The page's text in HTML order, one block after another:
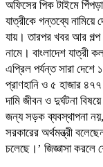
অফিসের পিক টাইমে
যাত্রীকে গন্তব্যে নামিয়ে
যায়। তারপর খবর আর গল্প
নামে। বাংলাদেশ যাত্রী
এপ্রিল পর্যন্ত সারা দেশে
প্রাণহানি ও ৫ হাজার
দামি জীবন ও দুর্ঘটনা
জন্য সড়ক ব্যবস্থাপনা
সরকারের অর্থমন্ত্রী
চলেছে।’ জিজ্ঞাসা করলে